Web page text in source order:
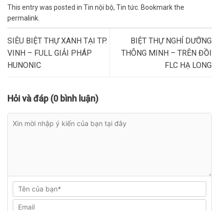
This entry was posted in Tin nội bộ, Tin tức . Bookmark the
permalink
SIÊU BIỆT THỰ XANH TẠI TP.
VINH – FULL GIẢI PHÁP
HUNONIC
BIỆT THỰ NGHỈ DƯỠNG
THÔNG MINH – TRÊN ĐỒI
FLC HẠ LONG
Hỏi và đáp (0 bình luận)